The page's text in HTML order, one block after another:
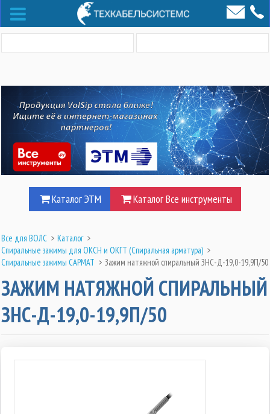
Каталог ЭТМ Каталог Все инструменты
Все для ВОЛС > Каталог >
Спиральные зажимы для ОКСН и ОКГТ (Cпиральная арматура) >
Спиральные зажимы САРМАТ > Зажим натяжной спиральный ЗНС-Д-19,0-19,9П/50
ЗАЖИМ НАТЯЖНОЙ СПИРАЛЬНЫЙ
ЗНС-Д-19,0-19,9П/50